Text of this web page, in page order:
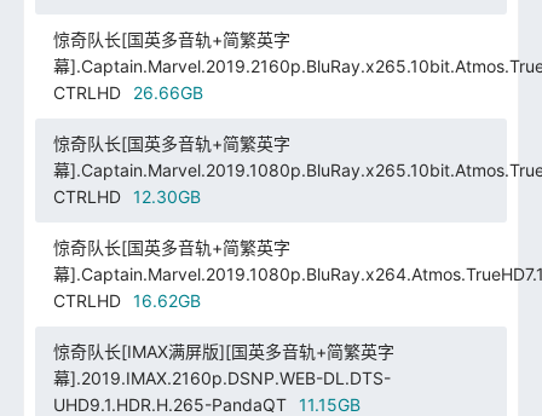
惊奇队长[国英多音轨+简繁英字
幕
CTRLHD
26.66GB
惊奇队长[国英多音轨+简繁英字
幕
CTRLHD
12.30GB
惊奇队长[国英多音轨+简繁英字
幕
CTRLHD
16.62GB
惊奇队长[IMAX满屏版][国英多音轨+简繁英字
幕].2019.IMAX.2160p.DSNP.WEB-DL.DTS-
UHD9.1.HDR.H.265-PandaQT
11.15GB